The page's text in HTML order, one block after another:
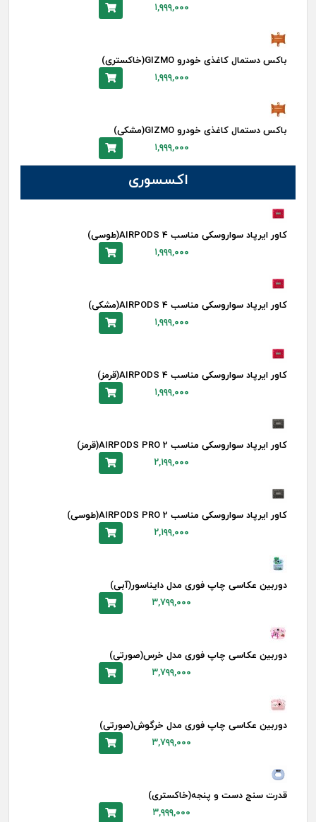
۱,۹۹۹,۰۰۰
باکس دستمال کاغذی خودرو GIZMO(خاکستری)
۱,۹۹۹,۰۰۰
باکس دستمال کاغذی خودرو GIZMO(مشکی)
۱,۹۹۹,۰۰۰
اکسسوری
کاور ایرپاد سواروسکی مناسب AIRPODS 4(طوسی)
۱,۹۹۹,۰۰۰
کاور ایرپاد سواروسکی مناسب AIRPODS 4(مشکی)
۱,۹۹۹,۰۰۰
کاور ایرپاد سواروسکی مناسب AIRPODS 4(قرمز)
۱,۹۹۹,۰۰۰
کاور ایرپاد سواروسکی مناسب AIRPODS PRO 2(قرمز)
۲,۱۹۹,۰۰۰
کاور ایرپاد سواروسکی مناسب AIRPODS PRO 2(طوسی)
۲,۱۹۹,۰۰۰
دوربین عکاسی چاپ فوری مدل دایناسور(آبی)
۳,۷۹۹,۰۰۰
دوربین عکاسی چاپ فوری مدل خرس(صورتی)
۳,۷۹۹,۰۰۰
دوربین عکاسی چاپ فوری مدل خرگوش(صورتی)
۳,۷۹۹,۰۰۰
قدرت سنج دست و پنجه(خاکستری)
۳,۹۹۹,۰۰۰